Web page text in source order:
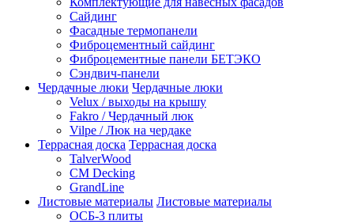
Сайдинг
Фасадные термопанели
Фиброцементный сайдинг
Фиброцементные панели БЕТЭКО
Сэндвич-панели
Чердачные люки Чердачные люки
Velux / выходы на крышу
Fakro / Чердачный люк
Vilpe / Люк на чердаке
Террасная доска Террасная доска
TalverWood
CM Decking
GrandLine
Листовые материалы Листовые материалы
ОСБ-3 плиты